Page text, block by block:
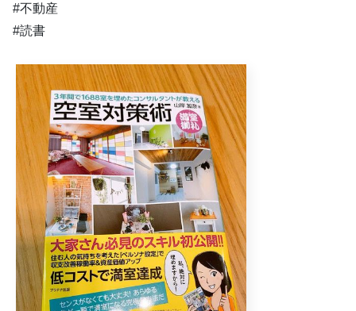
#不動産
#読書